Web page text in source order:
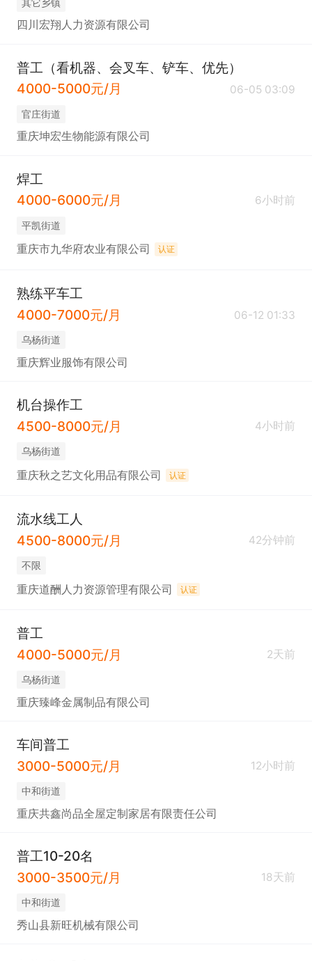
四川宏翔人力资源有限公司
普工（看机器、会叉车、铲车、优先）
4000-5000元/月
06-05 03:09
官庄街道
重庆坤宏生物能源有限公司
焊工
4000-6000元/月
6小时前
平凯街道
重庆市九华府农业有限公司 认证
熟练平车工
4000-7000元/月
06-12 01:33
乌杨街道
重庆辉业服饰有限公司
机台操作工
4500-8000元/月
4小时前
乌杨街道
重庆秋之艺文化用品有限公司 认证
流水线工人
4500-8000元/月
42分钟前
不限
重庆道酬人力资源管理有限公司 认证
普工
4000-5000元/月
2天前
乌杨街道
重庆臻峰金属制品有限公司
车间普工
3000-5000元/月
12小时前
中和街道
重庆共鑫尚品全屋定制家居有限责任公司
普工10-20名
3000-3500元/月
18天前
中和街道
秀山县新旺机械有限公司